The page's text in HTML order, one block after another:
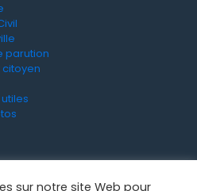
parution
sur notre site Web pour